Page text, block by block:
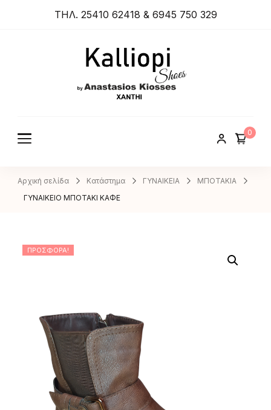
ΤΗΛ. 25410 62418 & 6945 750 329
KIOSSES
0
Αρχική σελίδα Κατάστημα ΓΥΝΑΙΚΕΙΑ
ΜΠΟΤΑΚΙΑ
ΓΥΝΑΙΚΕΙΟ ΜΠΟΤΑΚΙ ΚΑΦΕ
ΠΡΟΣΦΟΡΆ!